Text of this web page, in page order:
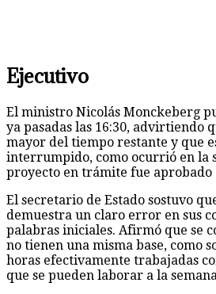
Ejecutivo
El ministro Nicolás Monckeberg
ya pasadas las 16:30, advirtiendo
mayor del tiempo restante y que
interrumpido, como ocurrió en la
proyecto en trámite fue aprobado
El secretario de Estado sostuvo
demuestra un claro error en sus
palabras iniciales. Afirmó que se
no tienen una misma base, como
horas efectivamente trabajadas
que se pueden laborar a la